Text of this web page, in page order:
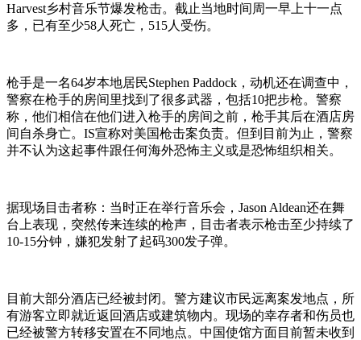
Harvest乡村音乐节爆发枪击。截止当地时间周一早上十一点
多，已有至少58人死亡，515人受伤。
枪手是一名64岁本地居民Stephen Paddock，动机还在调查中，
警察在枪手的房间里找到了很多武器，包括10把步枪。警察
称，他们相信在他们进入枪手的房间之前，枪手其后在酒店房
间自杀身亡。IS宣称对美国枪击案负责。但到目前为止，警察
并不认为这起事件跟任何海外恐怖主义或是恐怖组织相关。
据现场目击者称：当时正在举行音乐会，Jason Aldean还在舞
台上表现，突然传来连续的枪声，目击者表示枪击至少持续了
10-15分钟，嫌犯发射了起码300发子弹。
目前大部分酒店已经被封闭。警方建议市民远离案发地点，所
有游客立即就近返回酒店或建筑物内。现场的幸存者和伤员也
已经被警方转移安置在不同地点。中国使馆方面目前暂未收到